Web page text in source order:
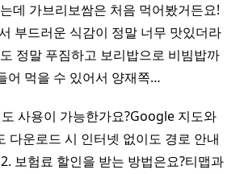
데 가브리보쌈은 처음 먹어봤거든요!
부드러운 식감이 정말 너무 맛있더라
정말 푸짐하고 보리밥으로 비빔밥까
어 먹을 수 있어서 양재쪽…
사용이 가능한가요?Google 지도와
다운로드 시 인터넷 없이도 경로 안내
보험료 할인을 받는 방법은요?티맵과